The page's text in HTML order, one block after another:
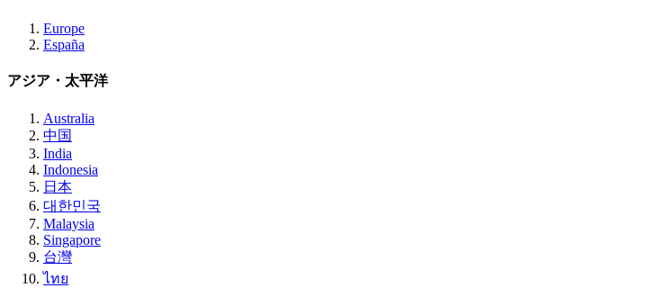
Europe
España
アジア・太平洋
Australia
中国
India
Indonesia
日本
대한민국
Malaysia
Singapore
台灣
ไทย